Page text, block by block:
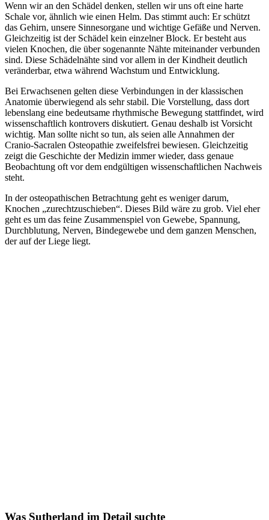
Wenn wir an den Schädel denken, stellen wir uns oft eine harte
Schale vor, ähnlich wie einen Helm. Das stimmt auch: Er schützt
das Gehirn, unsere Sinnesorgane und wichtige Gefäße und Nerven.
Gleichzeitig ist der Schädel kein einzelner Block. Er besteht aus
vielen Knochen, die über sogenannte Nähte miteinander verbunden
sind. Diese Schädelnähte sind vor allem in der Kindheit deutlich
veränderbar, etwa während Wachstum und Entwicklung.
Bei Erwachsenen gelten diese Verbindungen in der klassischen
Anatomie überwiegend als sehr stabil. Die Vorstellung, dass dort
lebenslang eine bedeutsame rhythmische Bewegung stattfindet, wird
wissenschaftlich kontrovers diskutiert. Genau deshalb ist Vorsicht
wichtig. Man sollte nicht so tun, als seien alle Annahmen der
Cranio-Sacralen Osteopathie zweifelsfrei bewiesen. Gleichzeitig
zeigt die Geschichte der Medizin immer wieder, dass genaue
Beobachtung oft vor dem endgültigen wissenschaftlichen Nachweis
steht.
In der osteopathischen Betrachtung geht es weniger darum,
Knochen „zurechtzuschieben“. Dieses Bild wäre zu grob. Viel eher
geht es um das feine Zusammenspiel von Gewebe, Spannung,
Durchblutung, Nerven, Bindegewebe und dem ganzen Menschen,
der auf der Liege liegt.
Was Sutherland im Detail suchte